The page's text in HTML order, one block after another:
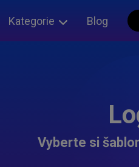
Kategorie Blog
Vyberte si